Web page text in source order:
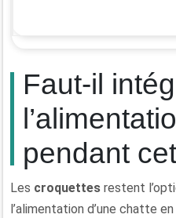
Faut-il
pendant
Les croquettes restent
l’alimentation d’une chatte